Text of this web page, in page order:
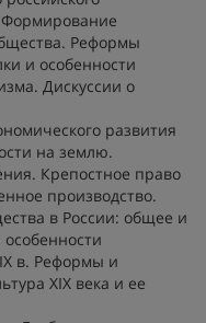
Реформы
и особенности
Дискуссии о
развития
на землю.
Крепостное право
производство.
в России: общее и
в. Реформы и
XIX века и ее